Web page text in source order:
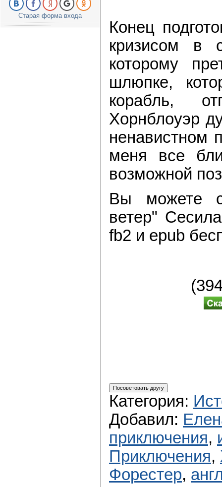
Старая форма входа
Конец
кризисом в
которому
шлюпке,
корабль,
Хорнблоуэр
ненавистном
меня все
возможной
Вы можете
ветер"
fb2 и epub
Категория:
Добавил:
приключения,
Приключения,
Форестер,